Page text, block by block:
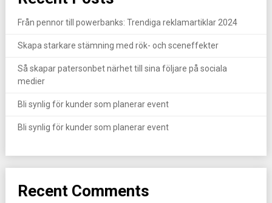
Från pennor till powerbanks: Trendiga reklamartiklar 2024
Skapa starkare stämning med rök- och sceneffekter
Så skapar patersonbet närhet till sina följare på sociala
medier
Bli synlig för kunder som planerar event
Bli synlig för kunder som planerar event
Recent Comments